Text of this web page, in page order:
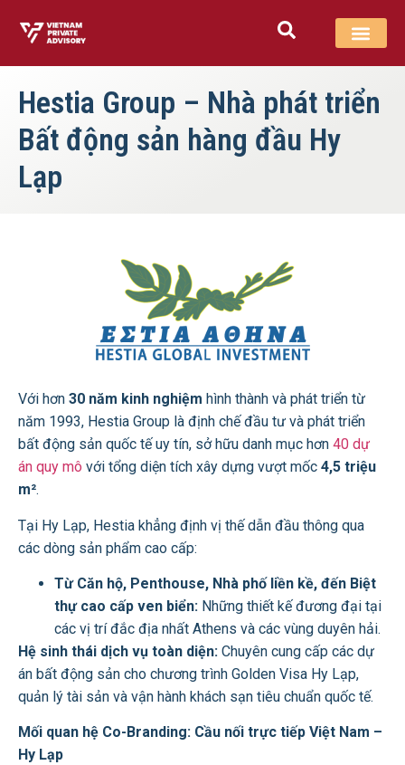
Hestia Group – Nhà phát triển
Bất động sản hàng đầu Hy
Lạp
Với hơn 30 năm kinh nghiệm hình thành và phát triển từ
năm 1993, Hestia Group là định chế đầu tư và phát triển
bất động sản quốc tế uy tín, sở hữu danh mục hơn 40 dự
án quy mô với tổng diện tích xây dựng vượt mốc 4,5 triệu
m².
Tại Hy Lạp, Hestia khẳng định vị thế dẫn đầu thông qua
các dòng sản phẩm cao cấp:
Từ Căn hộ, Penthouse, Nhà phố liền kề, đến Biệt
thự cao cấp ven biển: Những thiết kế đương đại tại
các vị trí đắc địa nhất Athens và các vùng duyên hải.
Hệ sinh thái dịch vụ toàn diện: Chuyên cung cấp các dự
án bất động sản cho chương trình Golden Visa Hy Lạp,
quản lý tài sản và vận hành khách sạn tiêu chuẩn quốc tế.
Mối quan hệ Co-Branding: Cầu nối trực tiếp Việt Nam –
Hy Lạp